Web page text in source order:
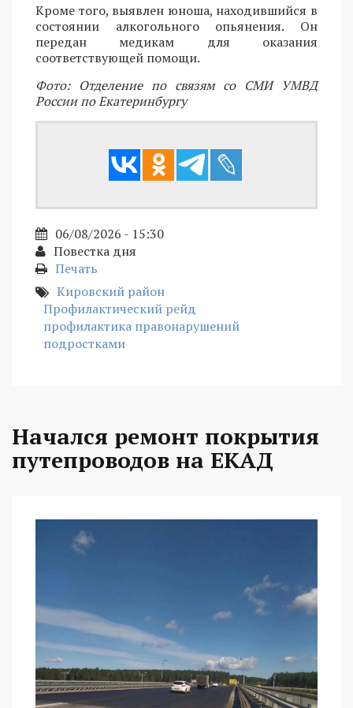
Кроме того, выявлен юноша, находившийся в
состоянии алкогольного опьянения. Он
передан медикам для оказания
соответствующей помощи.
Фото: Отделение по связям со СМИ УМВД
России по Екатеринбургу
06/08/2026 - 15:30
Повестка дня
Печать
Кировский район
Профилактический рейд
профилактика правонарушений
подростками
Начался ремонт покрытия
путепроводов на ЕКАД